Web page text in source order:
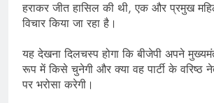
हराकर जीत हासिल की थी, एक और प्रमुख
विचार किया जा रहा है।
यह देखना दिलचस्प होगा कि बीजेपी अपने
रूप में किसे चुनेगी और क्या वह पार्टी के वरिष्ठ
पर भरोसा करेगी।